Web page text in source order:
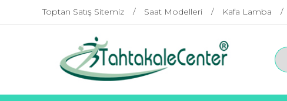
Toptan Satış Sitemiz Saat Modelleri Kafa Lamba